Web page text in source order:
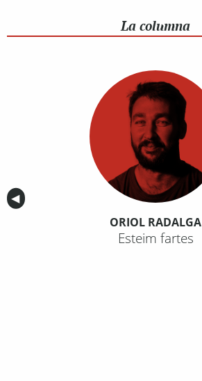
La columna
Anterior
◀︎
ORIOL RADALGA
Esteim fartes